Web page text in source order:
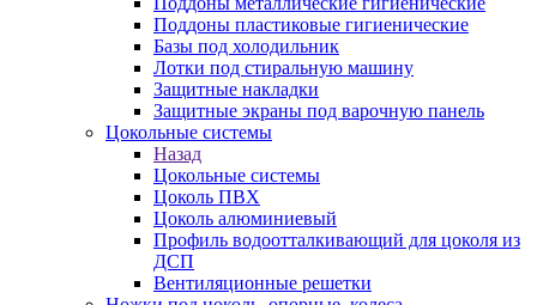
Поддоны пластиковые гигиенические
Базы под холодильник
Лотки под стиральную машину
Защитные накладки
Защитные экраны под варочную панель
Цокольные системы
Назад
Цокольные системы
Цоколь ПВХ
Цоколь алюминиевый
Профиль водоотталкивающий для цоколя из
ДСП
Вентиляционные решетки